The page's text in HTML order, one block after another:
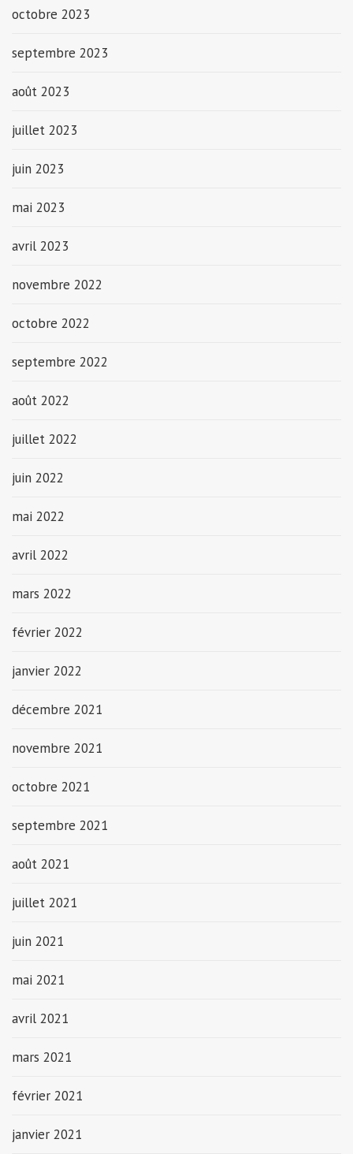
octobre 2023
septembre 2023
août 2023
juillet 2023
juin 2023
mai 2023
avril 2023
novembre 2022
octobre 2022
septembre 2022
août 2022
juillet 2022
juin 2022
mai 2022
avril 2022
mars 2022
février 2022
janvier 2022
décembre 2021
novembre 2021
octobre 2021
septembre 2021
août 2021
juillet 2021
juin 2021
mai 2021
avril 2021
mars 2021
février 2021
janvier 2021